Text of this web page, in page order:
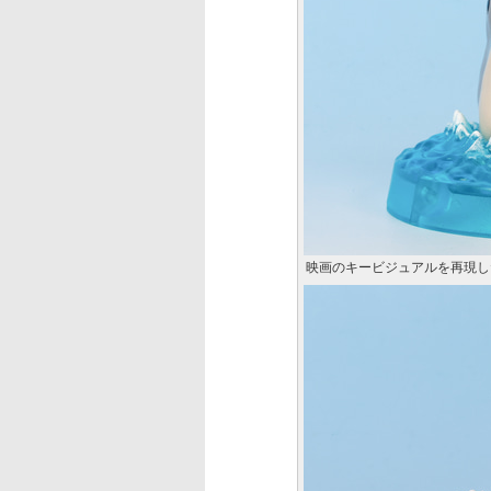
映画のキービジュアルを再現